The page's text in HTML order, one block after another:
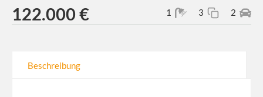
122.000 € 2
3
1
Beschreibung